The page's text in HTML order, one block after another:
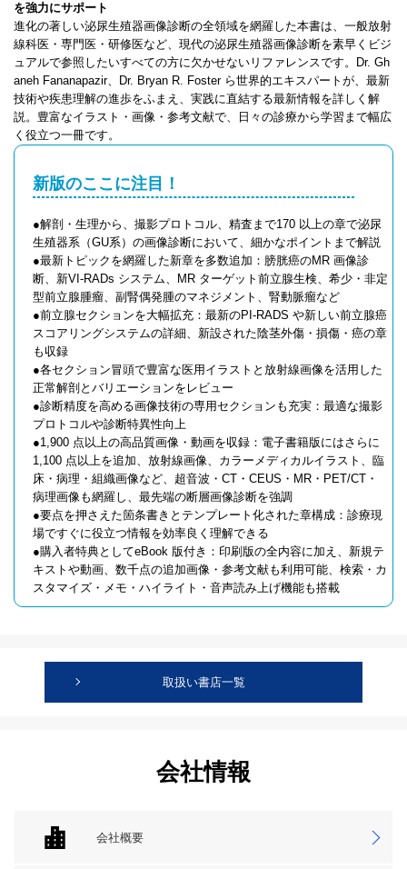
を強力にサポート
進化の著しい泌尿生殖器画像診断の全領域を網羅した本書は、一般放射
線科医・専門医・研修医など、現代の泌尿生殖器画像診断を素早くビジ
ュアルで参照したいすべての方に欠かせないリファレンスです。Dr. Gh
aneh Fananapazir、Dr. Bryan R. Foster ら世界的エキスパートが、最新
技術や疾患理解の進歩をふまえ、実践に直結する最新情報を詳しく解
説。豊富なイラスト・画像・参考文献で、日々の診療から学習まで幅広
く役立つ一冊です。
新版のここに注目！
●解剖・生理から、撮影プロトコル、精査まで170 以上の章で泌尿
生殖器系（GU系）の画像診断において、細かなポイントまで解説
●最新トピックを網羅した新章を多数追加：膀胱癌のMR 画像診
断、新VI-RADs システム、MR ターゲット前立腺生検、希少・非定
型前立腺腫瘤、副腎偶発腫のマネジメント、腎動脈瘤など
●前立腺セクションを大幅拡充：最新のPI-RADS や新しい前立腺癌
スコアリングシステムの詳細、新設された陰茎外傷・損傷・癌の章
も収録
●各セクション冒頭で豊富な医用イラストと放射線画像を活用した
正常解剖とバリエーションをレビュー
●診断精度を高める画像技術の専用セクションも充実：最適な撮影
プロトコルや診断特異性向上
●1,900 点以上の高品質画像・動画を収録：電子書籍版にはさらに
1,100 点以上を追加、放射線画像、カラーメディカルイラスト、臨
床・病理・組織画像など、超音波・CT・CEUS・MR・PET/CT・
病理画像も網羅し、最先端の断層画像診断を強調
●要点を押さえた箇条書きとテンプレート化された章構成：診療現
場ですぐに役立つ情報を効率良く理解できる
●購入者特典としてeBook 版付き：印刷版の全内容に加え、新規テ
キストや動画、数千点の追加画像・参考文献も利用可能、検索・カ
スタマイズ・メモ・ハイライト・音声読み上げ機能も搭載
取扱い書店一覧
会社情報
会社概要